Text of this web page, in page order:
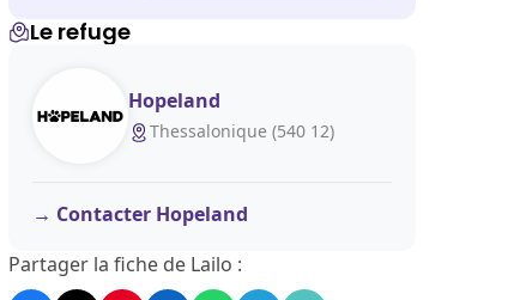
Le refuge
Hopeland
Thessalonique (540 12)
Contacter Hopeland
Partager la fiche de Lailo :